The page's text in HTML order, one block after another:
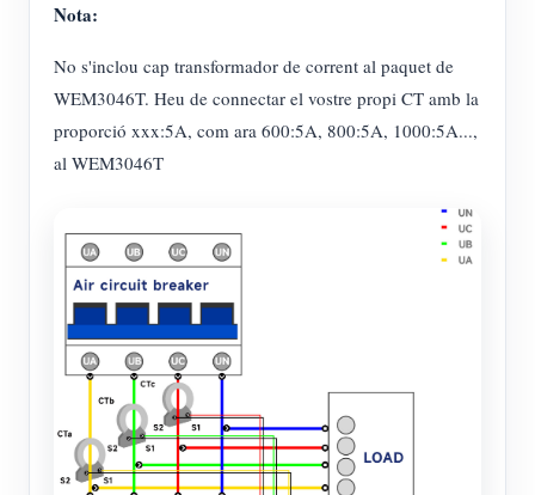
Nota:
No s'inclou cap transformador de corrent al paquet de
WEM3046T. Heu de connectar el vostre propi CT amb la
proporció xxx:5A, com ara 600:5A, 800:5A, 1000:5A...,
al WEM3046T